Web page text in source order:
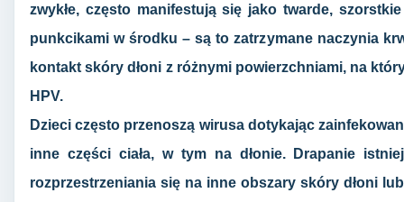
zwykłe, często manifestują się jako twarde,
punkcikami w środku – są to zatrzymane naczynia
kontakt skóry dłoni z różnymi powierzchniami, na
HPV.
Dzieci często przenoszą wirusa dotykając
inne części ciała, w tym na dłonie. Drapanie
rozprzestrzeniania się na inne obszary skóry dłoni